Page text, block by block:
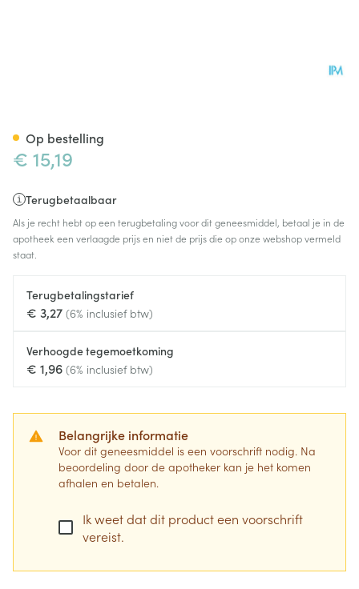
€ 15,19
Terugbetaalbaar
Als je recht hebt op een terugbetaling voor dit geneesmiddel, betaal je in de
apotheek een verlaagde prijs en niet de prijs die op onze webshop vermeld
staat.
Terugbetalingstarief
€ 3,27 (6% inclusief btw)
Verhoogde tegemoetkoming
€ 1,96 (6% inclusief btw)
Belangrijke informatie
Voor dit geneesmiddel is een voorschrift nodig. Na
beoordeling door de apotheker kan je het komen
afhalen en betalen.
Ik weet dat dit product een voorschrift
vereist.
Op bestelling